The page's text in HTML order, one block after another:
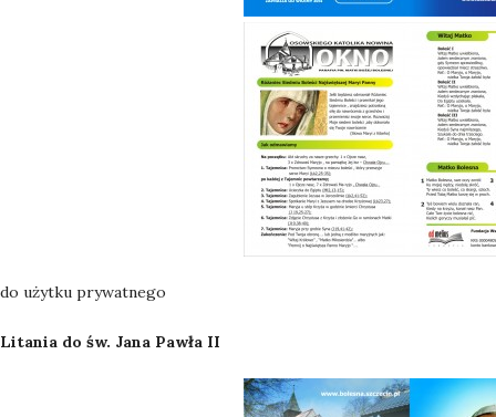
do użytku prywatnego
Litania do św. Jana Pawła II